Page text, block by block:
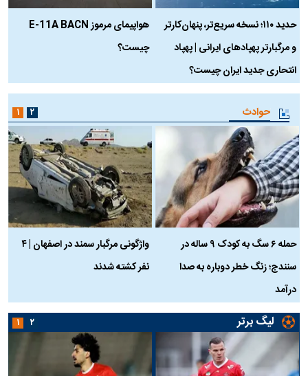
حدید ۱۱۰؛ نسخه سریع‌تر، پنهان‌کارتر
و مرگبارتر پهپادهای ایرانی | پهپاد
انتحاری جدید ایران چیست؟
هواپیمای مرموز E-11A BACN
چیست؟
حوادث
حمله ۶ سگ به کودک ۹ ساله در
سنندج؛ زنگ خطر دوباره به صدا
درآمد
واژگونی مرگبار سمند در اصفهان | ۴
نفر کشته شدند
۱ ۲
لیگ برتر ۱ ۲